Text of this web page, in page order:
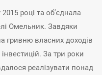
році та об’єднала
Омельник. Завдяки
гривню власних доходів
За три роки
реалізувати понад